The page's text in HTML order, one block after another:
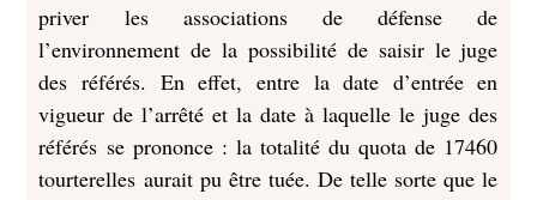
priver les associations de défense de
l’environnement de la possibilité de saisir le juge
des référés. En effet, entre la date d’entrée en
vigueur de l’arrêté et la date à laquelle le juge des
référés se prononce : la totalité du quota de 17460
tourterelles aurait pu être tuée. De telle sorte que le